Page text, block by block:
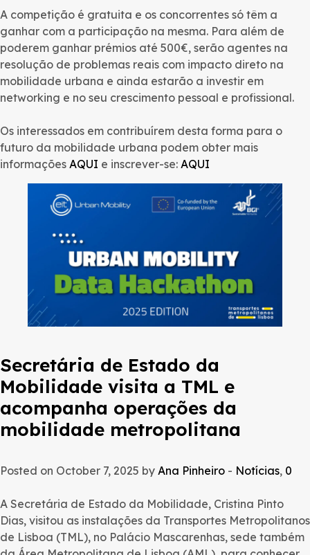
A competição é gratuita e os concorrentes só têm a
ganhar com a participação na mesma. Para além de
poderem ganhar prémios até 500€, serão agentes na
resolução de problemas reais com impacto direto na
mobilidade urbana e ainda estarão a investir em
networking e no seu crescimento pessoal e profissional.
Os interessados em contribuírem desta forma para o
futuro da mobilidade urbana podem obter mais
informações AQUI e inscrever-se: AQUI
Secretária de Estado da
Mobilidade visita a TML e
acompanha operações da
mobilidade metropolitana
Posted on October 7, 2025 by Ana Pinheiro - Notícias, 0
A Secretária de Estado da Mobilidade, Cristina Pinto
Dias, visitou as instalações da Transportes Metropolitanos
de Lisboa (TML), no Palácio Mascarenhas, sede também